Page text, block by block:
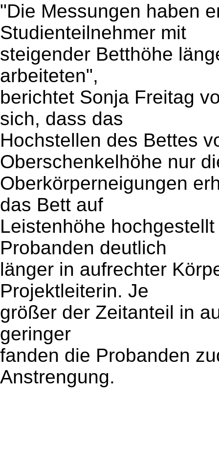
"Die Messungen haben
Studienteilnehmer mit
steigender Betthöhe
arbeiteten",
berichtet Sonja Freitag
sich, dass das
Hochstellen des Bettes
Oberschenkelhöhe nur
Oberkörperneigungen
das Bett auf
Leistenhöhe
Probanden deutlich
länger in aufrechter
Projektleiterin. Je
größer der Zeitanteil in
geringer
fanden die Probanden
Anstrengung.